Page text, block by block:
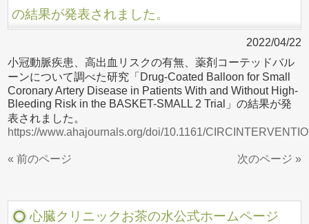
の結果が発表されました。
2022/04/22
小冠動脈疾患、高出血リスクの有無、薬剤コーテッドバル
ーンについて調べた研究「Drug-Coated Balloon for Small
Coronary Artery Disease in Patients With and Without High-
Bleeding Risk in the BASKET-SMALL 2 Trial」の結果が発
表されました。
https://www.ahajournals.org/doi/10.1161/
« 前のページ 次のページ »
心臓クリニックお茶の水公式ホームページ